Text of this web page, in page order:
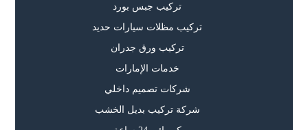
تركيب جبس بورد
تركيب مظلات سيارات حديد
تركيب ورق جدران
خدمات الإمارات
شركات تصميم داخلي
شركة تركيب بديل الخشب